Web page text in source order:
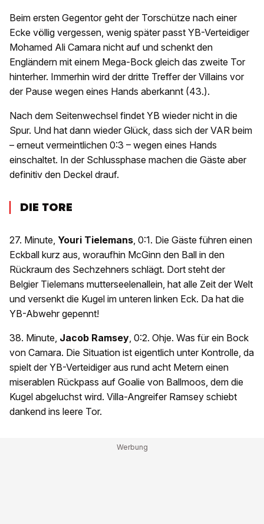
Beim ersten Gegentor geht der Torschütze nach einer
Ecke völlig vergessen, wenig später passt YB-Verteidiger
Mohamed Ali Camara nicht auf und schenkt den
Engländern mit einem Mega-Bock gleich das zweite Tor
hinterher. Immerhin wird der dritte Treffer der Villains vor
der Pause wegen eines Hands aberkannt (43.).
Nach dem Seitenwechsel findet YB wieder nicht in die
Spur. Und hat dann wieder Glück, dass sich der VAR beim
– erneut vermeintlichen 0:3 – wegen eines Hands
einschaltet. In der Schlussphase machen die Gäste aber
definitiv den Deckel drauf.
DIE TORE
27. Minute, Youri Tielemans, 0:1. Die Gäste führen einen
Eckball kurz aus, woraufhin McGinn den Ball in den
Rückraum des Sechzehners schlägt. Dort steht der
Belgier Tielemans mutterseelenallein, hat alle Zeit der Welt
und versenkt die Kugel im unteren linken Eck. Da hat die
YB-Abwehr gepennt!
38. Minute, Jacob Ramsey, 0:2. Ohje. Was für ein Bock
von Camara. Die Situation ist eigentlich unter Kontrolle, da
spielt der YB-Verteidiger aus rund acht Metern einen
miserablen Rückpass auf Goalie von Ballmoos, dem die
Kugel abgeluchst wird. Villa-Angreifer Ramsey schiebt
dankend ins leere Tor.